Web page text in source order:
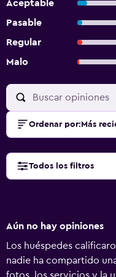
Aceptable
Pasable
Regular
Malo
Ordenar por: Más
Todos los filtros
Aún no hay opiniones
Los huéspedes
nadie ha compartido